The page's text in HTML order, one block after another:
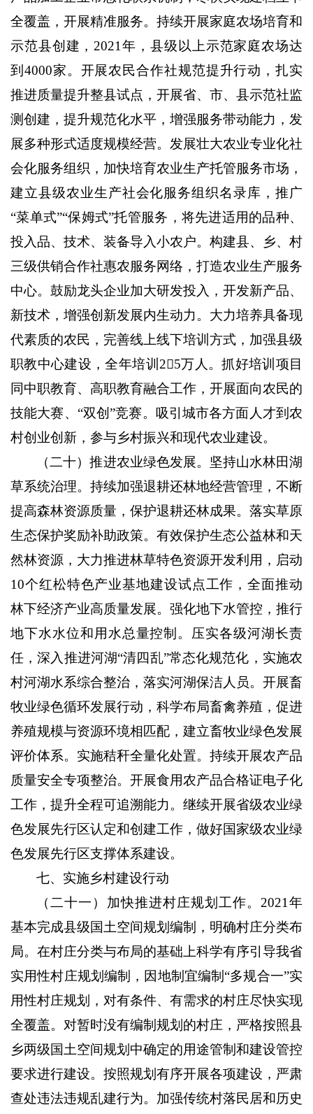
全覆盖，开展精准服务。持续开展家庭农场培育和
示范县创建， 2021 年，县级以上示范家庭农场达
到 4000家。开展农民合作社规范提升行动，扎实
推进质量提升整县试点，开展省、市、县示范社监
测创建，提升规范化水平，增强服务带动能力，发
展多种形式适度规模经营。发展壮大农业专业化社
会化服务组织，加快培育农业生产托管服务市场，
建立县级农业生产社会化服务组织名录库，推广
“菜单式”“保姆式”托管服务，将先进适用的品种、
投入品、技术、装备导入小农户。构建县、乡、村
三级供销合作社惠农服务网络，打造农业生产服务
中心。鼓励龙头企业加大研发投入，开发新产品、
新技术，增强创新发展内生动力。大力培养具备现
代素质的农民，完善线上线下培训方式，加强县级
职教中心建设，全年培训 25万人。抓好培训项目
同中职教育、高职教育融合工作，开展面向农民的
技能大赛、“双创”竞赛。吸引城市各方面人才到农
村创业创新，参与乡村振兴和现代农业建设。
（二十）推进农业绿色发展。
坚持山水林田湖
草系统治理。持续加强退耕还林地经营管理，不断
提高森林资源质量，保护退耕还林成果。落实草原
生态保护奖励补助政策。有效保护生态公益林和天
然林资源，大力推进林草特色资源开发利用，启动
10个红松特色产业基地建设试点工作，全面推动
林下经济产业高质量发展。强化地下水管控，推行
地下水水位和用水总量控制。压实各级河湖长责
任，深入推进河湖“清四乱”常态化规范化，实施农
村河湖水系综合整治，落实河湖保洁人员。开展畜
牧业绿色循环发展行动，科学布局畜禽养殖，促进
养殖规模与资源环境相匹配，建立畜牧业绿色发展
评价体系。实施秸秆全量化处置。持续开展农产品
质量安全专项整治。开展食用农产品合格证电子化
工作，提升全程可追溯能力。继续开展省级农业绿
色发展先行区认定和创建工作，做好国家级农业绿
色发展先行区支撑体系建设。
七、实施乡村建设行动
（二十一）加快推进村庄规划工作。 2021 年
基本完成县级国土空间规划编制，明确村庄分类布
局。在村庄分类与布局的基础上科学有序引导我省
实用性村庄规划编制，因地制宜编制“多规合一”实
用性村庄规划，对有条件、有需求的村庄尽快实现
全覆盖。对暂时没有编制规划的村庄，严格按照县
乡两级国土空间规划中确定的用途管制和建设管控
要求进行建设。按照规划有序开展各项建设，严肃
查处违法违规乱建行为。加强传统村落民居和历史